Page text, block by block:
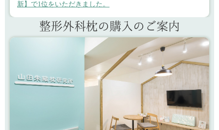
新】で1位をいただきました。
整形外科枕の購入のご案内